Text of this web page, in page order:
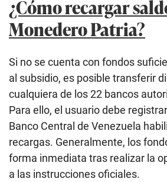
¿Cómo recargar
Monedero Patria?
Si no se cuenta con fondos
al subsidio, es posible transferir
cualquiera de los 22 bancos
Para ello, el usuario debe
Banco Central de Venezuela
recargas. Generalmente, los
forma inmediata tras realizar la
a las instrucciones oficiales.